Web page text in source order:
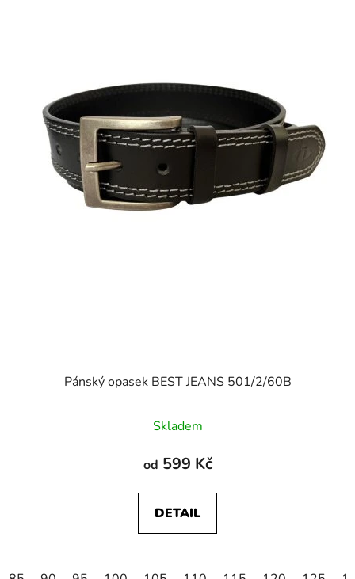
Pánský opasek BEST JEANS 501/2/60B
Skladem
od 599 Kč
DETAIL